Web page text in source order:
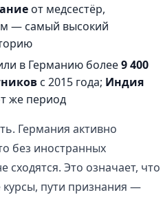
от медсестёр,
— самый высокий
в Германию более9 400
с 2015 года; Индия
же период
Германия активно
без иностранных
Это означает, что
пути признания —